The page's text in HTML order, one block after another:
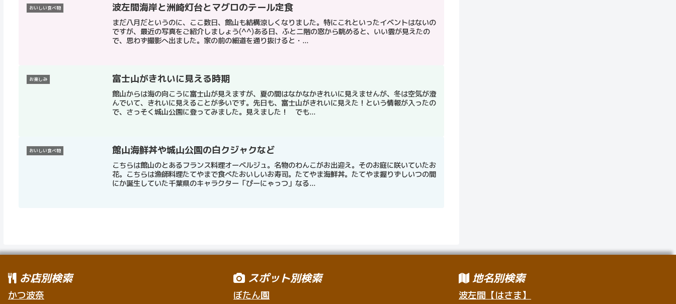
おいしい食べ物 波左間海岸と洲崎灯台とマグロのテール定食
まだ八月だというのに、ここ数日、館山も結構涼しくなりました。特にこれといったイベントはないの
ですが、最近の写真をご紹介しましょう(^^)ある日、ふと二階の窓から眺めると、いい雲が見えたの
で、思わず撮影へ出ました。家の前の細道を通り抜けると・...
お楽しみ 富士山がきれいに見える時期
館山からは海の向こうに富士山が見えますが、夏の間はなかなかきれいに見えませんが、冬は空気が澄
んでいて、きれいに見えることが多いです。先日も、富士山がきれいに見えた！という情報が入ったの
で、さっそく城山公園に登ってみました。見えました！ でも...
おいしい食べ物 館山海鮮丼や城山公園の白クジャクなど
こちらは館山のとあるフランス料理オーベルジュ。名物のわんこがお出迎え。そのお庭に咲いていたお
花。こちらは漁師料理たてやまで食べたおいしいお寿司。たてやま海鮮丼。たてやま握りずしいつの間
にか誕生していた千葉県のキャラクター「ぴーにゃっつ」なる...
お店別検索
かつ波奈
スポット別検索
ぼたん園
地名別検索
波左間【はさま】